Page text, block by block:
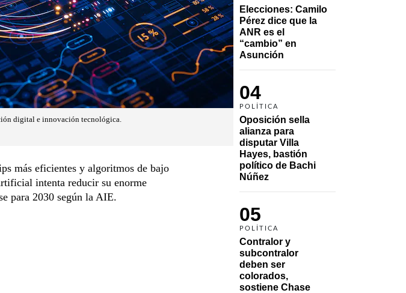
Elecciones: Camilo
Pérez dice que la
ANR es el
“cambio” en
Asunción
04
POLÍTICA
Oposición sella
alianza para
disputar Villa
Hayes, bastión
político de Bachi
Núñez
05
POLÍTICA
Contralor y
subcontralor
deben ser
colorados,
sostiene Chase
digital e innovación tecnológica.
más eficientes y algoritmos de bajo
intenta reducir su enorme
para 2030 según la AIE.